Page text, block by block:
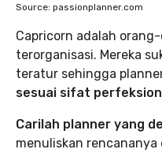
Source: passionplanner.com
Capricorn adalah
terorganisasi. Mereka
teratur sehingga
sesuai sifat
Carilah planner yang
menuliskan rencananya